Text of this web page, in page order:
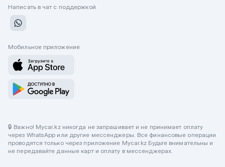
Написать в чат с поддержкой
Мобильное приложение
🔒 Важно! Mycar.kz никогда не запрашивает и не принимает оплату
через WhatsApp или другие мессенджеры. Все финансовые операции
проводятся только через приложение Mycar.kz Будьте внимательны и
не передавайте данные карт и оплату в мессенджерах.